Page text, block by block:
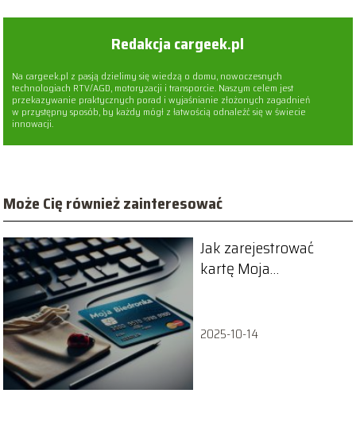
Redakcja cargeek.pl
Na cargeek.pl z pasją dzielimy się wiedzą o domu, nowoczesnych
technologiach RTV/AGD, motoryzacji i transporcie. Naszym celem jest
przekazywanie praktycznych porad i wyjaśnianie złożonych zagadnień
w przystępny sposób, by każdy mógł z łatwością odnaleźć się w świecie
innowacji.
Może Cię również zainteresować
Jak zarejestrować
kartę Moja
2025-10-14